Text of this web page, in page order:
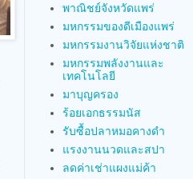
พาณิชย์จังหวัดแพร่
มหกรรมของดีเมืองแพร่
มหกรรมงานวิจัยแห่งชาติ
มหกรรมพลังงานและ
เทคโนโลยี
มาบุญครอง
ร้อยเอกธรรมนัส
รับซื้อปลาหมอคางดำ
แรงงานนวดและสปา
ลดค่าเช่าแผงแม่ค้า